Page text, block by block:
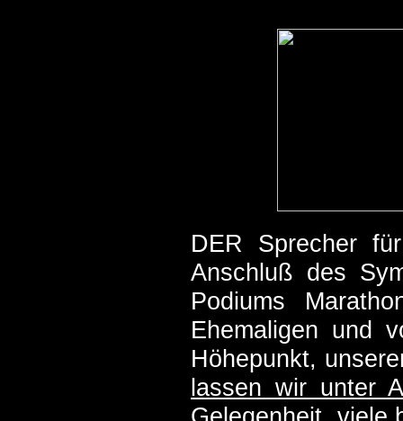
DER Sprecher
Anschluß des
Podiums
Ehemaligen und
Höhepunkt,
lassen wir unter